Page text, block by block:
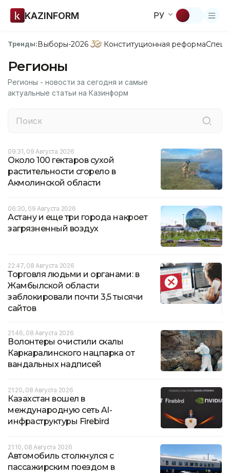
KAZINFORM РУ
Тренды:Выборы-2026 Конституционная реформа
Регионы
Регионы - новости за сегодня и самые
актуальные статьи на Казинформ
09:31, 09 Августа 2026
Около 100 гектаров сухой
растительности сгорело в
Акмолинской области
06:30, 09 Августа 2026
Астану и еще три города накроет
загрязненный воздух
22:47, 08 Августа 2026
Торговля людьми и органами: в
Жамбылской области
заблокировали почти 3,5 тысячи
сайтов
21:46, 08 Августа 2026
Волонтеры очистили скалы
Каркаралинского нацпарка от
вандальных надписей
21:20, 08 Августа 2026
Казахстан вошел в
международную сеть AI-
инфраструктуры Firebird
21:10, 08 Августа 2026
Автомобиль столкнулся с
пассажирским поездом в